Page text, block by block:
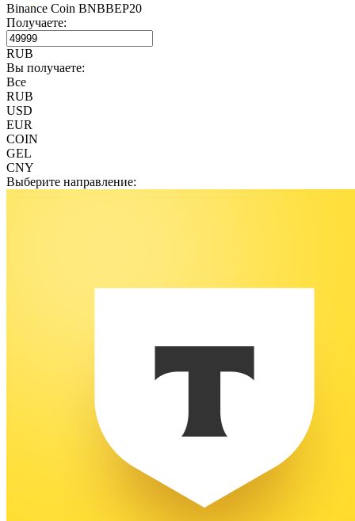
Binance Coin BNBBEP20
Получаете:
RUB
Вы получаете:
Все
RUB
USD
EUR
COIN
GEL
CNY
Выберите направление: